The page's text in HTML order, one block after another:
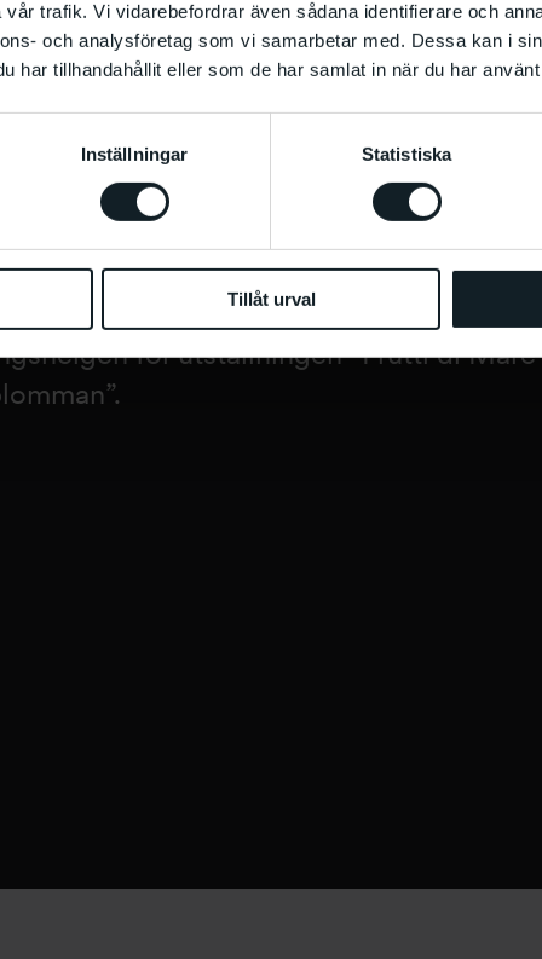
trafik. Vi vidarebefordrar även sådana identifierare och
och analysföretag som vi samarbetar med. Dessa kan i
har tillhandahållit eller som de har samlat in när du har
Inställningar Statistiska
Tillåt urval
på ett lekfullt sätt vad det
identitet och tillhörighet genom att
för utställningen ”Frutti di